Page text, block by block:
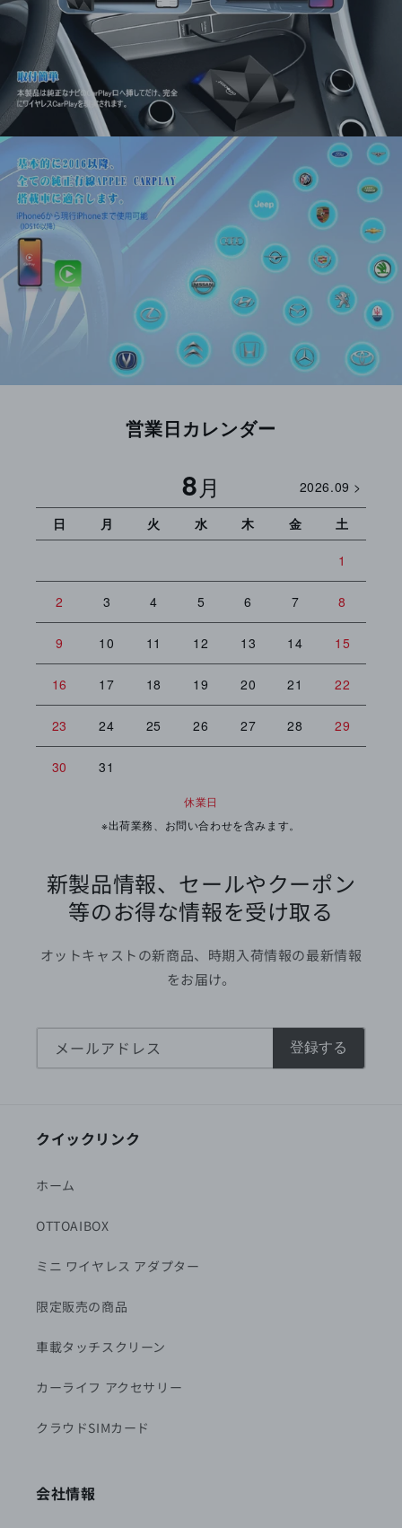
営業日カレンダー
8 月 2026.09 >
日 月 火 水 木 金 土
1
2 3 4 5 6 7 8
9 10 11 12 13 14 15
16 17 18 19 20 21 22
23 24 25 26 27 28 29
30 31
休業日
※出荷業務、お問い合わせを含みます。
新製品情報、セールやクーポン
等のお得な情報を受け取る
オットキャストの新商品、時期入荷情報の最新情報
をお届け。
メールアドレス 登録する
クイックリンク
ホーム
OTTOAIBOX
ミニ ワイヤレス アダプター
限定販売の商品
車載タッチスクリーン
カーライフ アクセサリー
クラウドSIMカード
会社情報